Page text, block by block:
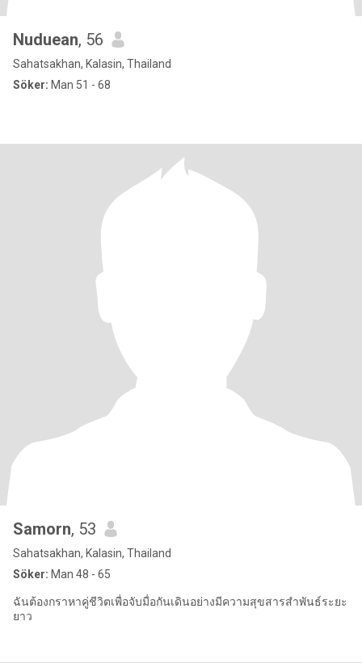
Nuduean, 56
Sahatsakhan, Kalasin, Thailand
Söker: Man 51 - 68
Samorn, 53
Sahatsakhan, Kalasin, Thailand
Söker: Man 48 - 65
ฉันต้องกราหาคู่ชีวิตเพื่อจับมื่อกันเดินอย่างมีความสุขสารสำพันธ์ระยะ
ยาว